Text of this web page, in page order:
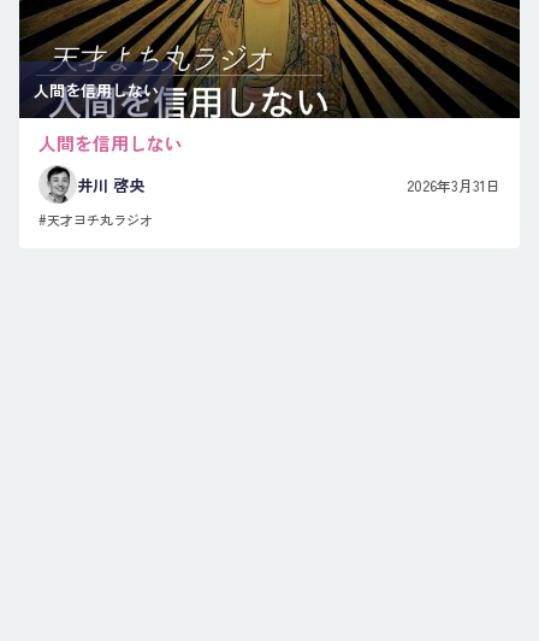
人間を信用しない
人間を信用しない
井川 啓央 2026年3月31日
#天才ヨチ丸ラジオ